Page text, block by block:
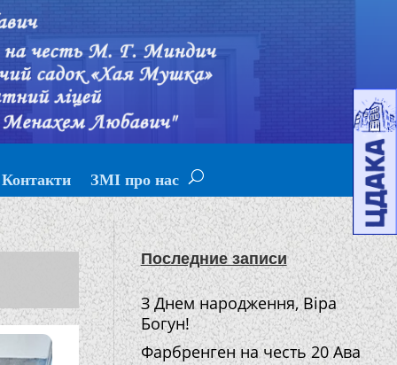
Контакти ЗМІ про нас
Последние записи
З Днем народження, Віра
Богун!
Фарбренген на честь 20 Ава